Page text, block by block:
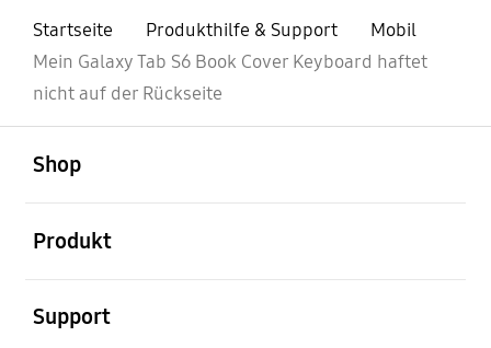
Startseite Produkthilfe & Support
Mobil
Mein Galaxy Tab S6 Book Cover Keyboard haftet
nicht auf der Rückseite
Shop
Produkt
Support